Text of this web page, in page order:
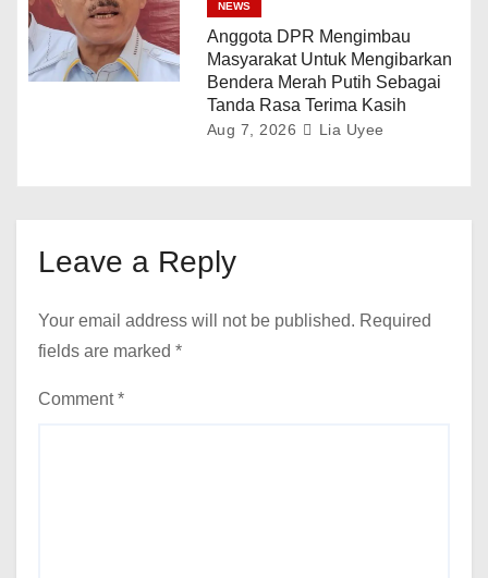
NEWS
Anggota DPR Mengimbau
Masyarakat Untuk Mengibarkan
Bendera Merah Putih Sebagai
Tanda Rasa Terima Kasih
Aug 7, 2026 Lia Uyee
Leave a Reply
Your email address will not be published. Required
fields are marked *
Comment*